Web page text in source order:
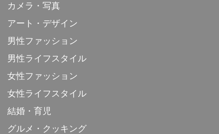
カメラ・写真
アート・デザイン
男性ファッション
男性ライフスタイル
女性ファッション
女性ライフスタイル
結婚・育児
グルメ・クッキング